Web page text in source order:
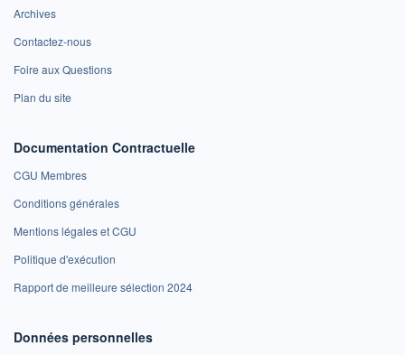
Archives
Contactez-nous
Foire aux Questions
Plan du site
Documentation Contractuelle
CGU Membres
Conditions générales
Mentions légales et CGU
Politique d'exécution
Rapport de meilleure sélection 2024
Données personnelles